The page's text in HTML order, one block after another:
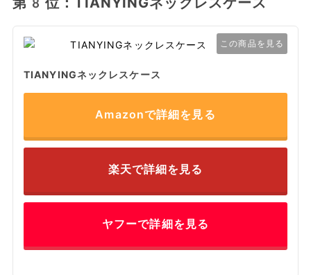
この商品を見る
TIANYINGネックレスケース
Amazonで詳細を見る
楽天で詳細を見る
ヤフーで詳細を見る